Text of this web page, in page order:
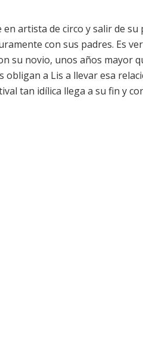
artista de circo y salir de su
con sus padres. Es
su novio, unos años mayor
a Lis a llevar esa
tan idílica llega a su fin y